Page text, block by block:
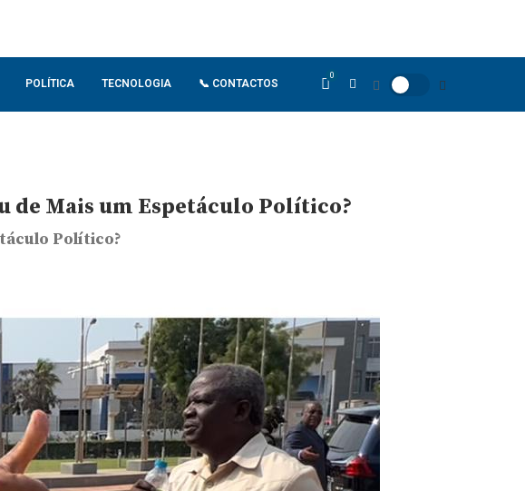
POLÍTICA TECNOLOGIA 📞 CONTACTOS
0
de Mais um Espetáculo Político?
Político?